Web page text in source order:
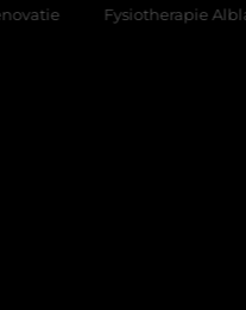
Alblasserdam: